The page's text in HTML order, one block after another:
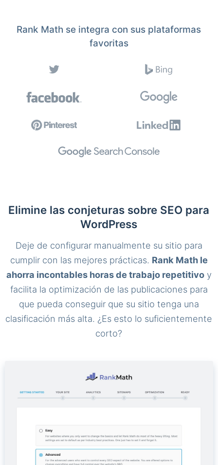
Rank Math se integra con sus plataformas
favoritas
Elimine las conjeturas sobre SEO para
WordPress
Deje de configurar manualmente su sitio para
cumplir con las mejores prácticas. Rank Math le
ahorra incontables horas de trabajo repetitivoy
facilita la optimización de las publicaciones para
que pueda conseguir que su sitio tenga una
clasificación más alta. ¿Es esto lo suficientemente
corto?